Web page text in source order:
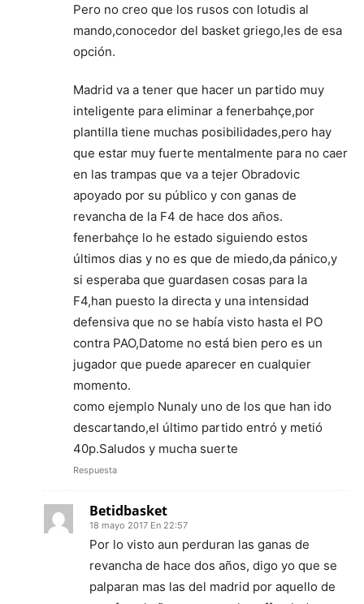
Pero no creo que los rusos con Iotudis al
mando,conocedor del basket griego,les de esa
opción.
Madrid va a tener que hacer un partido muy
inteligente para eliminar a fenerbahçe,por
plantilla tiene muchas posibilidades,pero hay
que estar muy fuerte mentalmente para no caer
en las trampas que va a tejer Obradovic
apoyado por su público y con ganas de
revancha de la F4 de hace dos años.
fenerbahçe lo he estado siguiendo estos
últimos dias y no es que de miedo,da pánico,y
si esperaba que guardasen cosas para la
F4,han puesto la directa y una intensidad
defensiva que no se había visto hasta el PO
contra PAO,Datome no está bien pero es un
jugador que puede aparecer en cualquier
momento.
como ejemplo Nunaly uno de los que han ido
descartando,el último partido entró y metió
40p.Saludos y mucha suerte
Respuesta
Betidbasket
18 mayo 2017 En 22:57
Por lo visto aun perduran las ganas de
revancha de hace dos años, digo yo que se
palparan mas las del madrid por aquello de